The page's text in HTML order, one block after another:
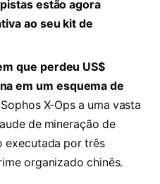
estão agora
ao seu kit de
que perdeu US$
em um esquema de
X-Ops a uma vasta
de mineração de
executada por três
organizado chinês.